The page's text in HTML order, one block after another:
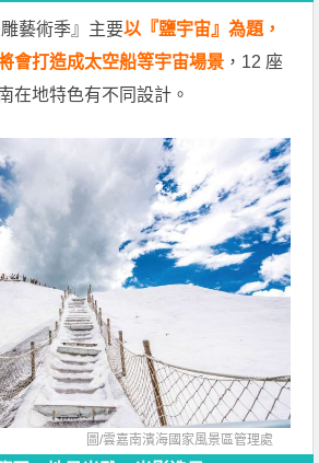
藝術季』主要以 『鹽宇宙』為題，
會打造成太空船等宇宙場景 ，12 座
在地特色有不同設計。
圖/雲嘉南濱海國家風景區管理處